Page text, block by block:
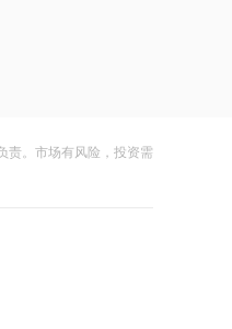
最伟大总统之一
责。市场有风险，投资需